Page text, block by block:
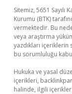
Sitemiz, 5651
Kurumu (BTK)
vermektedir. Bu
veya araştırma
yazdıkları
bu sorumluluğu
Hukuka ve yasal
içerikleri,
halinde, ilgili